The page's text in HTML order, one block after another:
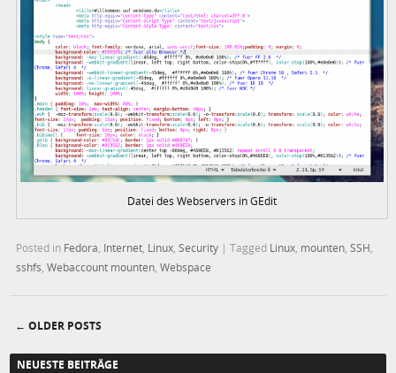
Datei des Webservers in GEdit
Posted in Fedora, Internet, Linux,Security |Tagged Linux, mounten,SSH,
sshfs,Webaccount mounten,Webspace
Post navigation
← OLDER POSTS
NEUESTE BEITRÄGE